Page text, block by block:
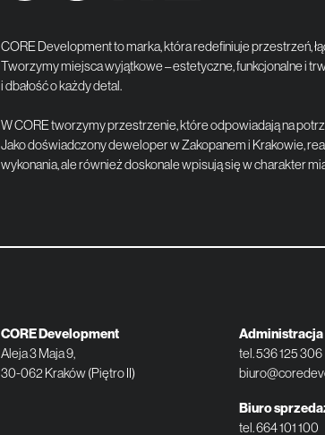
CORE Development to marka, która redefiniuje przestrzeń,
Tworzymy miejsca wyjątkowe – estetyczne, funkcjonalne i
i dbałość o każdy detal.
W CORE tworzymy przestrzenie, które odpowiadają na
Jako doświadczony deweloper w Zakopanem i Krakowie,
wykonania, ale również doskonale wpisują się w charakter
CORE Development
Aleja 3 Maja 9,
30-062 Kraków (Piętro II)
Administracja
tel.536 125 306
Biuro
tel.664 101 100